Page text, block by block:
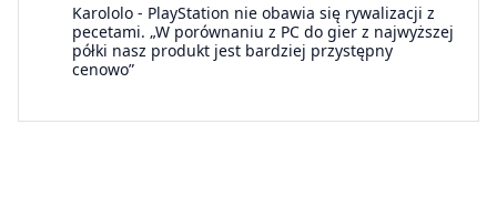
Karololo - PlayStation nie obawia się rywalizacji z
pecetami. „W porównaniu z PC do gier z najwyższej
półki nasz produkt jest bardziej przystępny
cenowo”